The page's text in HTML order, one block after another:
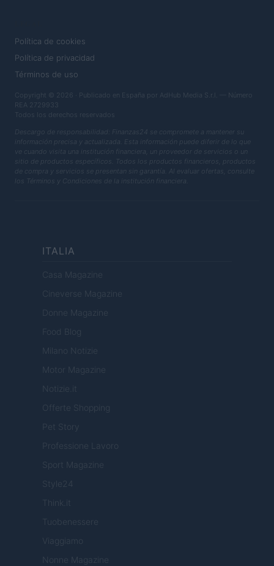
Política de cookies
Política de privacidad
Términos de uso
Copyright © 2026 · Publicado en España por AdHub Media S.r.l. — Número
REA 2729933
Todos los derechos reservados
Descargo de responsabilidad: Finanzas24 se compromete a mantener su
información precisa y actualizada. Esta información puede diferir de lo que
ve cuando visita una institución financiera, un proveedor de servicios o un
sitio de productos específicos. Todos los productos financieros, productos
de compra y servicios se presentan sin garantía. Al evaluar ofertas, consulte
los Términos y Condiciones de la institución financiera.
ITALIA
Casa Magazine
Cineverse Magazine
Donne Magazine
Food Blog
Milano Notizie
Motor Magazine
Notizie.it
Offerte Shopping
Pet Story
Professione Lavoro
Sport Magazine
Style24
Think.it
Tuobenessere
Viaggiamo
Nonne Magazine